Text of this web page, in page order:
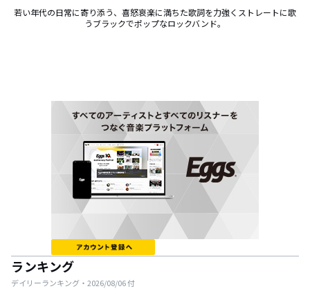
若い年代の日常に寄り添う、喜怒哀楽に満ちた歌詞を力強くストレートに歌
うブラックでポップなロックバンド。
ランキング
デイリーランキング・ 2026/08/06付